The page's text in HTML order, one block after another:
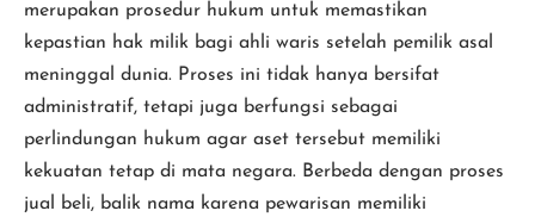
merupakan prosedur hukum untuk memastikan
kepastian hak milik bagi ahli waris setelah pemilik asal
meninggal dunia. Proses ini tidak hanya bersifat
administratif, tetapi juga berfungsi sebagai
perlindungan hukum agar aset tersebut memiliki
kekuatan tetap di mata negara. Berbeda dengan proses
jual beli, balik nama karena pewarisan memiliki